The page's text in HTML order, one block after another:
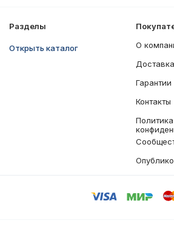
Разделы
Открыть каталог
О
Контакты
Политика